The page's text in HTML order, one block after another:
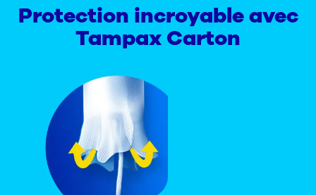
Protection incroyable avec
Tampax Carton